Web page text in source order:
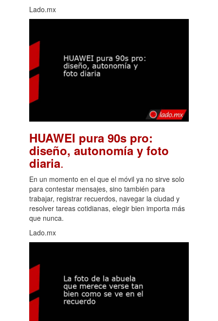
Lado.mx
HUAWEI pura 90s pro:
diseño, autonomía y foto
diaria.
En un momento en el que el móvil ya no sirve solo
para contestar mensajes, sino también para
trabajar, registrar recuerdos, navegar la ciudad y
resolver tareas cotidianas, elegir bien importa más
que nunca.
Lado.mx